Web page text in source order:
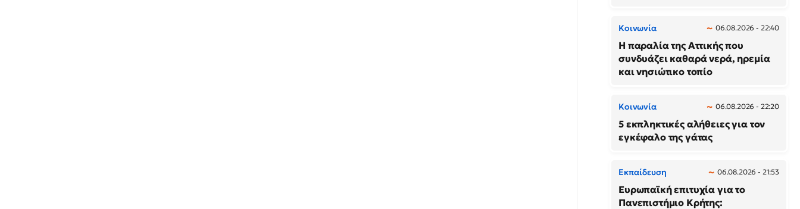
Κοινωνία 06.08.2026 - 22:40
Η παραλία της Αττικής που
συνδυάζει καθαρά νερά, ηρεμία
και νησιώτικο τοπίο
Κοινωνία 06.08.2026 - 22:20
5 εκπληκτικές αλήθειες για τον
εγκέφαλο της γάτας
Εκπαίδευση 06.08.2026 - 21:53
Ευρωπαϊκή επιτυχία για το
Πανεπιστήμιο Κρήτης: